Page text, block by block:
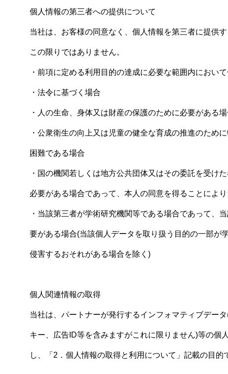
個人情報の第三者への提供について
当社は、お客様の同意なく、個人情報を第三者に提供
この限りではありません。
・前項に定める利用目的の達成に必要な範囲内におい
・法令に基づく場合
・人の生命、身体又は財産の保護のために必要がある
・公衆衛生の向上又は児童の健全な育成の推進のため
困難である場合
・国の機関若しくは地方公共団体又はその委託を受け
必要がある場合であって、本人の同意を得ることによ
・当該第三者が学術研究機関等である場合であって、
要がある場合(当該個人データを取り扱う目的の一部が
侵害するおそれがある場合を除く)
個人関連情報の取得
当社は、パートナーが発行するインフォマティブデー
キー、広告ID等を含みますがこれに限りません)等の個
し、「2．個人情報の取得と利用について」記載の目的